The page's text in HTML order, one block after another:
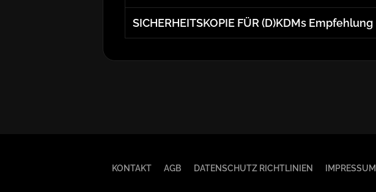
SICHERHEITSKOPIE FÜR (D)KDMs Empfehlung
KONTAKT AGB DATENSCHUTZ RICHTLINIEN IMPRESSUM